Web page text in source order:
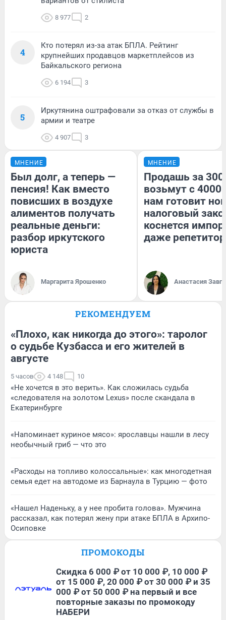
8 977 2
4
Кто потерял из-за атак БПЛА. Рейтинг
крупнейших продавцов маркетплейсов из
Байкальского региона
6 194 3
5
Иркутянина оштрафовали за отказ от службы в
армии и театре
4 907 3
МНЕНИЕ
Был долг, а теперь —
пенсия! Как вместо
повисших в воздухе
алиментов получать
реальные деньги:
разбор иркутского
юриста
Маргарита Ярошенко
МНЕНИЕ
Продашь за
возьмут с
нам готовит
налоговый
коснется
даже
Анастасия
РЕКОМЕНДУЕМ
«Плохо, как никогда до этого»: таролог
о судьбе Кузбасса и его жителей в
августе
5 часов 4 148 10
«Не хочется в это верить». Как сложилась судьба
«следователя на золотом Lexus» после скандала в
Екатеринбурге
«Напоминает куриное мясо»: ярославцы нашли в лесу
необычный гриб — что это
«Расходы на топливо колоссальные»: как многодетная
семья едет на автодоме из Барнаула в Турцию — фото
«Нашел Наденьку, а у нее пробита голова». Мужчина
рассказал, как потерял жену при атаке БПЛА в Архипо-
Осиповке
ПРОМОКОДЫ
Скидка 6 000 ₽ от 10 000 ₽, 10 000 ₽
от 15 000 ₽, 20 000 ₽ от 30 000 ₽ и 35
000 ₽ от 50 000 ₽ на первый и все
повторные заказы по промокоду
НАБЕРИ